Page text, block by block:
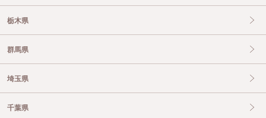
栃木県
群馬県
埼玉県
千葉県